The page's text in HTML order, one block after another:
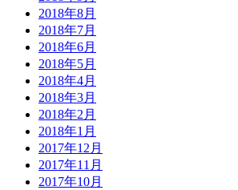
2018年8月
2018年7月
2018年6月
2018年5月
2018年4月
2018年3月
2018年2月
2018年1月
2017年12月
2017年11月
2017年10月